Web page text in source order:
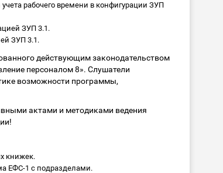
рабочего времени в конфигурации ЗУП
ЗУП 3.1.
ЗУП 3.1.
действующим законодательством
персоналом 8». Слушатели
возможности программы,
актами и методиками ведения
книжек.
ЕФС-1 с подразделами.